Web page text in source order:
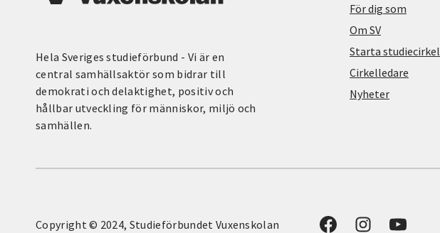
Hela Sveriges studieförbund - Vi är en
central samhällsaktör som bidrar till
demokrati och delaktighet, positiv och
hållbar utveckling för människor, miljö och
samhällen.
För dig som
Om SV
Starta studiecirkel
Cirkelledare
Nyheter
Copyright © 2024, Studieförbundet Vuxenskolan